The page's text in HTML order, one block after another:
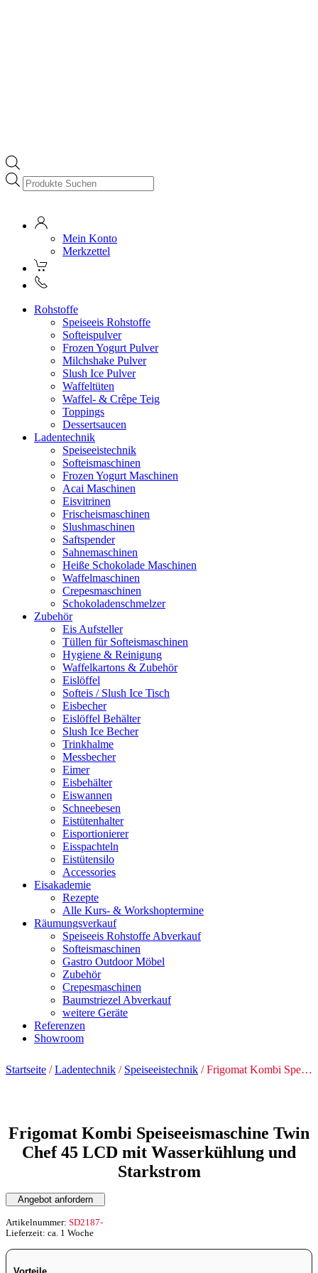
Products
search
Mein Konto
Merkzettel
Rohstoffe
Speiseeis Rohstoffe
Softeispulver
Frozen Yogurt Pulver
Milchshake Pulver
Slush Ice Pulver
Waffeltüten
Waffel- & Crêpe Teig
Toppings
Dessertsaucen
Ladentechnik
Speiseeistechnik
Softeismaschinen
Frozen Yogurt Maschinen
Acai Maschinen
Eisvitrinen
Frischeismaschinen
Slushmaschinen
Saftspender
Sahnemaschinen
Heiße Schokolade Maschinen
Waffelmaschinen
Crepesmaschinen
Schokoladenschmelzer
Zubehör
Eis Aufsteller
Tüllen für Softeismaschinen
Hygiene & Reinigung
Waffelkartons & Zubehör
Eislöffel
Softeis / Slush Ice Tisch
Eisbecher
Eislöffel Behälter
Slush Ice Becher
Trinkhalme
Messbecher
Eimer
Eisbehälter
Eiswannen
Schneebesen
Eistütenhalter
Eisportionierer
Eisspachteln
Eistütensilo
Accessories
Eisakademie
Rezepte
Alle Kurs- & Workshoptermine
Räumungsverkauf
Speiseeis Rohstoffe Abverkauf
Softeismaschinen
Gastro Outdoor Möbel
Zubehör
Crepesmaschinen
Baumstriezel Abverkauf
weitere Geräte
Referenzen
Showroom
Startseite /Ladentechnik / Speiseeistechnik / Frigomat Kombi Speiseeismaschine Twin Chef 45 LCD mit Wasserkühlung und Starkstrom
Frigomat Kombi Speiseeismaschine Twin
Chef 45 LCD mit Wasserkühlung und
Starkstrom
Angebot anfordern
Artikelnummer: SD2187-
Lieferzeit: ca. 1 Woche